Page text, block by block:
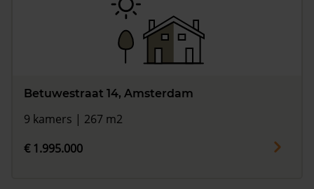
Betuwestraat 14, Amsterdam
9 kamers | 267 m2
€ 1.995.000